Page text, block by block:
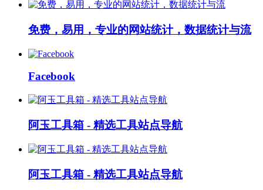
免费，易用，专业的网站统计，数据统计与流
Facebook
阿玉工具箱 - 精选工具站点导航
阿玉工具箱 - 精选工具站点导航